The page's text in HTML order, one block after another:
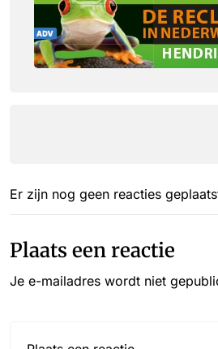
Er zijn nog geen reacties
Plaats een reactie
Je e-mailadres wordt niet